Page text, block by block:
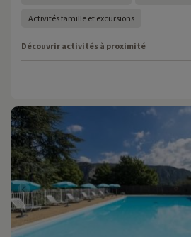
Activités famille et excursions
Découvrir activités à proximité